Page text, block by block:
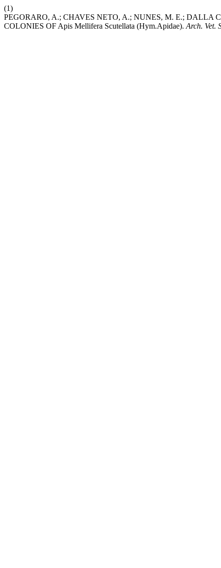
(1)
PEGORARO, A.; CHAVES NETO, A.; NUNES, M. E.; DALLA
COLONIES OF Apis Mellifera Scutellata (Hym.Apidae). Arch. Vet.